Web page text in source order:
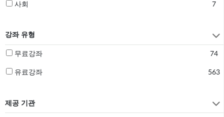
사회 7
강좌 유형 
무료강좌 74
유료강좌 563
제공 기관 